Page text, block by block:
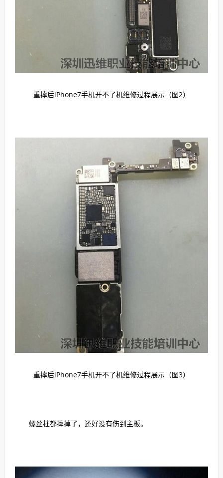
重摔后iPhone7手机开不了机维修过程展示（图2）
重摔后iPhone7手机开不了机维修过程展示（图3）
螺丝柱都摔掉了，还好没有伤到主板。